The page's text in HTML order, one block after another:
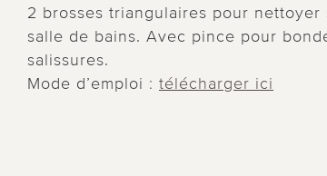
2 brosses triangulaires pour
salle de bains. Avec pince pour
salissures.
Mode d’emploi : télécharger ici